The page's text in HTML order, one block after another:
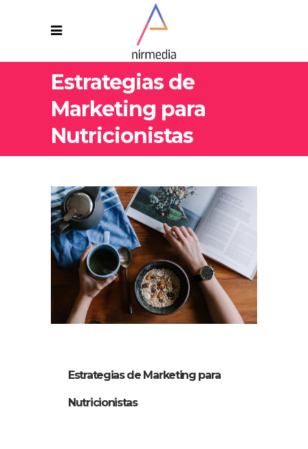
Estrategias de
Marketing para
Nutricionistas
Estrategias de Marketing para
Nutricionistas